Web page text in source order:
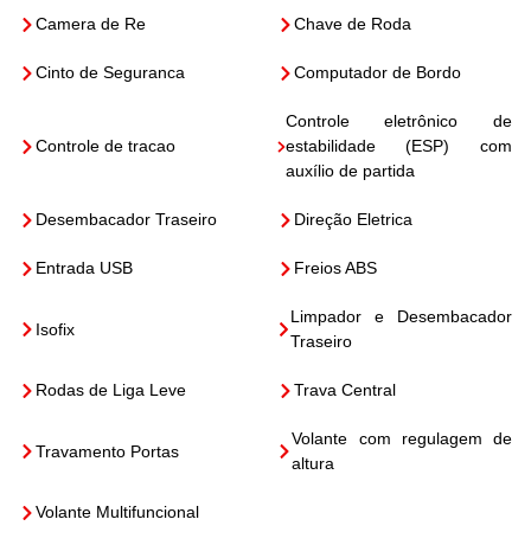
Camera de Re Chave de Roda
Cinto de Seguranca Computador de Bordo
Controle de tracao
Controle eletrônico de
estabilidade (ESP) com
auxílio de partida
Desembacador Traseiro Direção Eletrica
Entrada USB Freios ABS
Isofix
Limpador e Desembacador
Traseiro
Rodas de Liga Leve Trava Central
Travamento Portas
Volante com regulagem de
altura
Volante Multifuncional